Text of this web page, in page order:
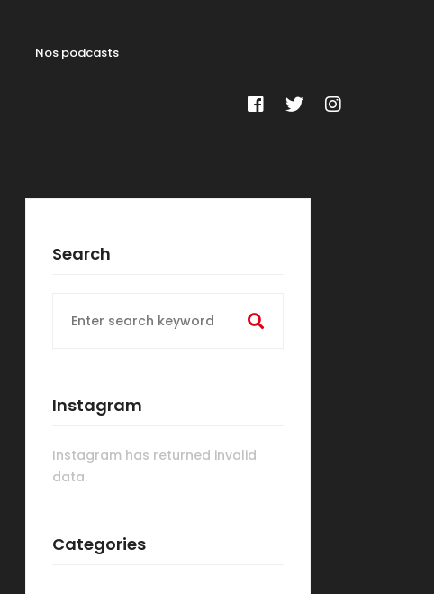
Nos podcasts
Search
for:
Instagram
Instagram has returned invalid
data.
Categories